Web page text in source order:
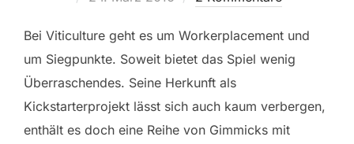
Bei Viticulture geht es um Workerplacement und
um Siegpunkte. Soweit bietet das Spiel wenig
Überraschendes. Seine Herkunft als
Kickstarterprojekt lässt sich auch kaum verbergen,
enthält es doch eine Reihe von Gimmicks mit